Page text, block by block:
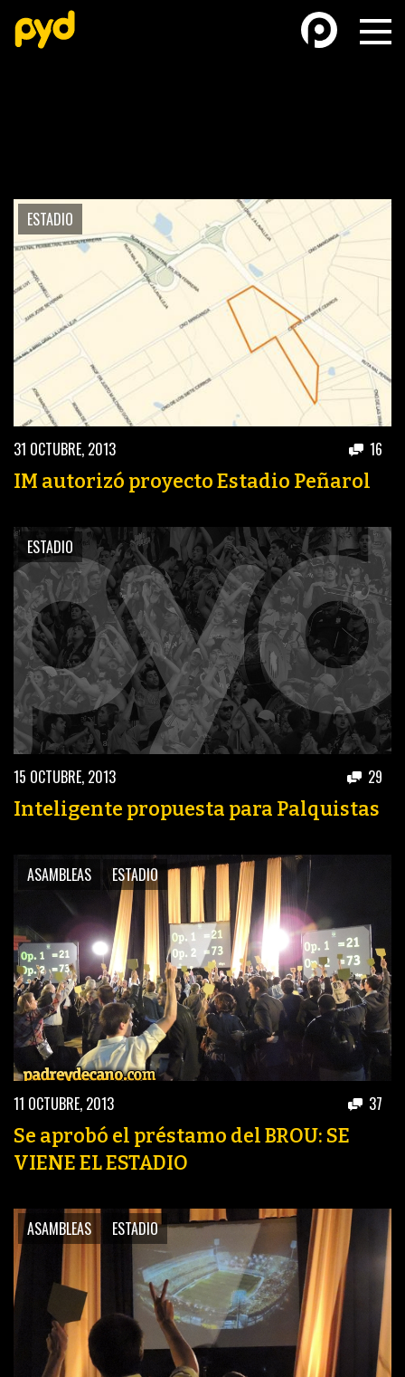
FUTSAL FUTSAL FEMENINO
ACTUALIDAD
3ERA DIVISIÓN
FORMATIVAS
PARTIDOS
CONTENIDOS
COLUMNAS
ELECCIONES
ENTREVISTAS
TRIBUNA
PYD RADIO
PEÑAS
ENCUESTAS
EDITORIALES
OTROS DEPORTES
HANDBALL
FÚTBOL PLAYA
MÁS DE PYD
HISTORIA
FORO
ESTADIO
31 OCTUBRE, 2013 16
IM autorizó proyecto Estadio Peñarol
ESTADIO
15 OCTUBRE, 2013 29
Inteligente propuesta para Palquistas
ASAMBLEAS ESTADIO
11 OCTUBRE, 2013 37
Se aprobó el préstamo del BROU: SE
VIENE EL ESTADIO
ASAMBLEAS ESTADIO